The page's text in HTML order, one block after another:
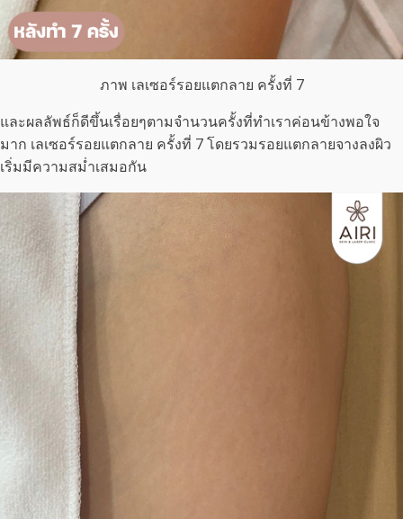
ภาพ เลเซอร์รอยแตกลาย ครั้งที่ 7
และผลลัพธ์ก็ดีขึ้นเรื่อยๆตามจำนวนครั้งที่ทำเราค่อนข้างพอใจ
มาก เลเซอร์รอยแตกลาย ครั้งที่ 7 โดยรวมรอยแตกลายจางลงผิว
เริ่มมีความสม่ำเสมอกัน